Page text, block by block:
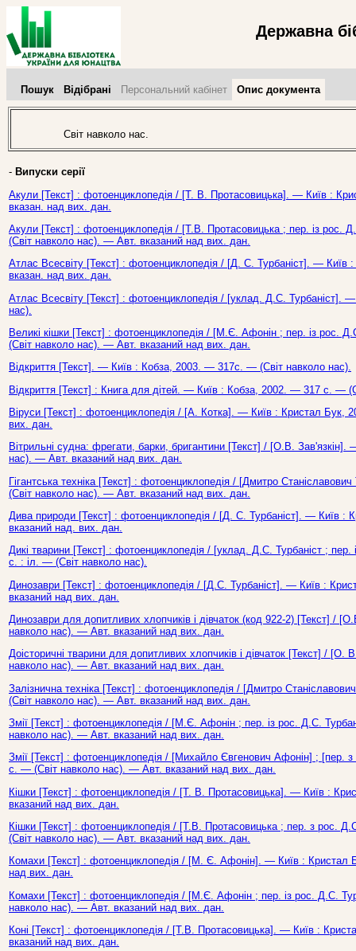
Державна
Пошук Відібрані Персональний кабінет Опис документа
Світ навколо нас.
- Випуски серії
Акули [Текст] : фотоенциклопедія / [Т. В. Протасовицька]. — Київ :
вказан. над вих. дан.
Акули [Текст] : фотоенциклопедія / [Т.В. Протасовицька ; пер. із
(Світ навколо нас). — Авт. вказаний над вих. дан.
Атлас Всесвіту [Текст] : фотоенциклопедія / [Д. С. Турбаніст]. —
вказан. над вих. дан.
Атлас Всесвіту [Текст] : фотоенциклопедія / [уклад. Д.С.
нас).
Великі кішки [Текст] : фотоенциклопедія / [М.Є. Афонін ; пер. із
(Світ навколо нас). — Авт. вказаний над вих. дан.
Відкриття [Текст]. — Київ : Кобза, 2003. — 317с. — (Світ навколо нас).
Відкриття [Текст] : Книга для дітей. — Київ : Кобза, 2002. — 317 с. —
Віруси [Текст] : фотоенциклопедія / [А. Котка]. — Київ : Кристал
вих. дан.
Вітрильні судна: фрегати, барки, бригантини [Текст] / [О.В.
нас). — Авт. вказаний над вих. дан.
Гігантська техніка [Текст] : фотоенциклопедія / [Дмитро
(Світ навколо нас). — Авт. вказаний над вих. дан.
Дива природи [Текст] : фотоенциклопедія / [Д. С. Турбаніст]. — Київ
вказаний над. вих. дан.
Дикі тварини [Текст] : фотоенциклопедія / [уклад. Д.С. Турбаніст ;
с. : іл. — (Світ навколо нас).
Динозаври [Текст] : фотоенциклопедія / [Д.С. Турбаніст]. — Київ :
вказаний над вих. дан.
Динозаври для допитливих хлопчиків і дівчаток (код 922-2) [Текст]
навколо нас). — Авт. вказаний над вих. дан.
Доісторичні тварини для допитливих хлопчиків і дівчаток [Текст] /
навколо нас). — Авт. вказаний над вих. дан.
Залізнична техніка [Текст] : фотоенциклопедія / [Дмитро
(Світ навколо нас). — Авт. вказаний над вих. дан.
Змії [Текст] : фотоенциклопедія / [М.Є. Афонін ; пер. із рос. Д.С.
навколо нас). — Авт. вказаний над вих. дан.
Змії [Текст] : фотоенциклопедія / [Михайло Євгенович Афонін] ;
с. — (Світ навколо нас). — Авт. вказаний над вих. дан.
Кішки [Текст] : фотоенциклопедія / [Т. В. Протасовицька]. — Київ :
вказаний над вих. дан.
Кішки [Текст] : фотоенциклопедія / [Т.В. Протасовицька ; пер. з рос.
(Світ навколо нас). — Авт. вказаний над вих. дан.
Комахи [Текст] : фотоенциклопедія / [М. Є. Афонін]. — Київ :
над вих. дан.
Комахи [Текст] : фотоенциклопедія / [М.Є. Афонін ; пер. із рос. Д.С.
навколо нас). — Авт. вказаний над вих. дан.
Коні [Текст] : фотоенциклопедія / [Т.В. Протасовицька]. — Київ :
вказаний над вих. дан.